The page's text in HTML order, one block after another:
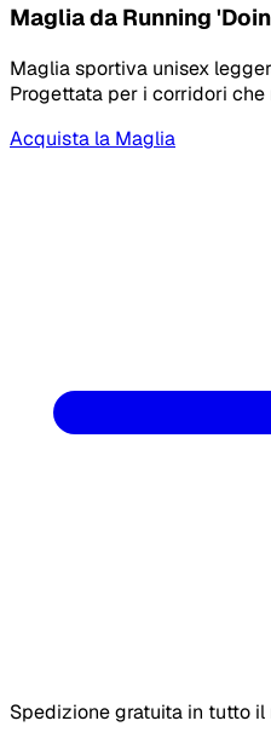
Maglia da Running
Maglia sportiva unisex
Progettata per i corridori che
Acquista la Maglia
Spedizione gratuita in tutto